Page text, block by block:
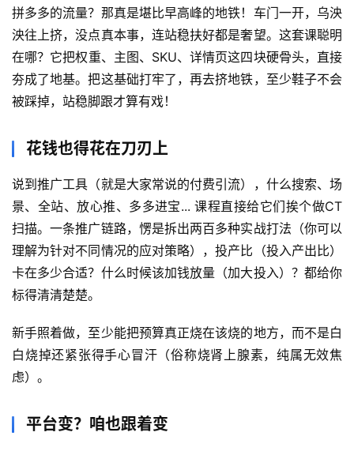
讯
赚
钱
项
中
创
网
冒
网
福
创
拼多多的流量？那真是堪比早高峰的地铁！车门一开，乌泱
泱往上挤，没点真本事，连站稳扶好都是奢望。这套课聪明
在哪？它把权重、主图、SKU、详情页这四块硬骨头，直接
夯成了地基。把这基础打牢了，再去挤地铁，至少鞋子不会
被踩掉，站稳脚跟才算有戏！
花钱也得花在刀刃上
说到推广工具（就是大家常说的付费引流），什么搜索、场
景、全站、放心推、多多进宝... 课程直接给它们挨个做CT
扫描。一条推广链路，愣是拆出两百多种实战打法（你可以
理解为针对不同情况的应对策略），投产比（投入产出比）
卡在多少合适？什么时候该加钱放量（加大投入）？都给你
标得清清楚楚。
新手照着做，至少能把预算真正烧在该烧的地方，而不是白
白烧掉还紧张得手心冒汗（俗称烧肾上腺素，纯属无效焦
虑）。
平台变？咱也跟着变